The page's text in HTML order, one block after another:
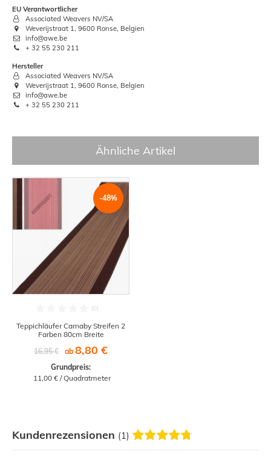
EU Verantwortlicher
Associated Weavers NV/SA
Weverijstraat 1, 9600 Ronse, Belgien
info@awe.be
+ 32 55 230 211
Hersteller
Associated Weavers NV/SA
Weverijstraat 1, 9600 Ronse, Belgien
info@awe.be
+ 32 55 230 211
Ähnliche Artikel
-48%
Teppichläufer Carnaby Streifen 2
Farben 80cm Breite
16,95 €
ab 8,80 €
Grundpreis:
11,00 € / Quadratmeter
Kundenrezensionen (1)